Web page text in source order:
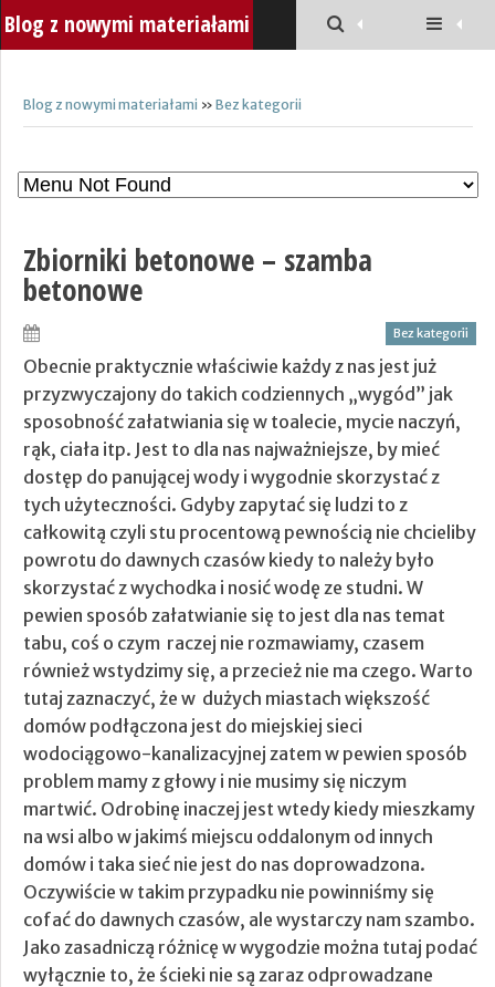
Blog z nowymi materiałami
Blog z nowymi materiałami » Bez kategorii
Zbiorniki betonowe – szamba
betonowe
Bez kategorii
Obecnie praktycznie właściwie każdy z nas jest już
przyzwyczajony do takich codziennych „wygód” jak
sposobność załatwiania się w toalecie, mycie naczyń,
rąk, ciała itp. Jest to dla nas najważniejsze, by mieć
dostęp do panującej wody i wygodnie skorzystać z
tych użyteczności. Gdyby zapytać się ludzi to z
całkowitą czyli stu procentową pewnością nie chcieliby
powrotu do dawnych czasów kiedy to należy było
skorzystać z wychodka i nosić wodę ze studni. W
pewien sposób załatwianie się to jest dla nas temat
tabu, coś o czym raczej nie rozmawiamy, czasem
również wstydzimy się, a przecież nie ma czego. Warto
tutaj zaznaczyć, że w dużych miastach większość
domów podłączona jest do miejskiej sieci
wodociągowo-kanalizacyjnej zatem w pewien sposób
problem mamy z głowy i nie musimy się niczym
martwić. Odrobinę inaczej jest wtedy kiedy mieszkamy
na wsi albo w jakimś miejscu oddalonym od innych
domów i taka sieć nie jest do nas doprowadzona.
Oczywiście w takim przypadku nie powinniśmy się
cofać do dawnych czasów, ale wystarczy nam szambo.
Jako zasadniczą różnicę w wygodzie można tutaj podać
wyłącznie to, że ścieki nie są zaraz odprowadzane